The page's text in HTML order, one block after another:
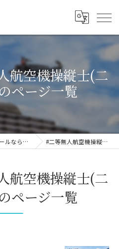
航空機操縦士(二
ページ一覧
宮城県名取市のドローンスクールなら合同会社GrowingUp #二等無人航空機操縦士(二等資格)
航空機操縦士(二
ページ一覧